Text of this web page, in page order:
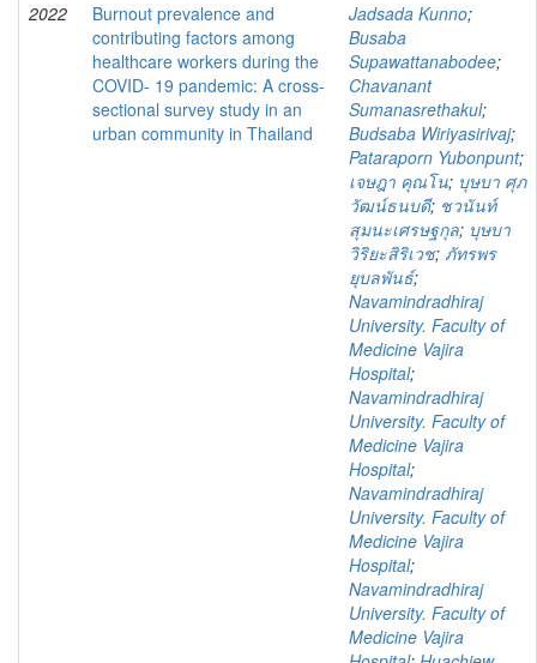
2022
Burnout prevalence and
contributing factors among
healthcare workers during the
COVID- 19 pandemic: A cross-
sectional survey study in an
urban community in Thailand
Jadsada Kunno;
Busaba
Supawattanabodee;
Chavanant
Sumanasrethakul;
Budsaba Wiriyasirivaj;
Pataraporn Yubonpunt;
เจษฎา คุณโน; บุษบา ศุภ
วัฒน์ธนบดี; ชวนันท์
สุมนะเศรษฐกุล; บุษบา
วิริยะสิริเวช; ภัทรพร
ยุบลพันธ์;
Navamindradhiraj
University. Faculty of
Medicine Vajira
Hospital;
Navamindradhiraj
University. Faculty of
Medicine Vajira
Hospital;
Navamindradhiraj
University. Faculty of
Medicine Vajira
Hospital;
Navamindradhiraj
University. Faculty of
Medicine Vajira